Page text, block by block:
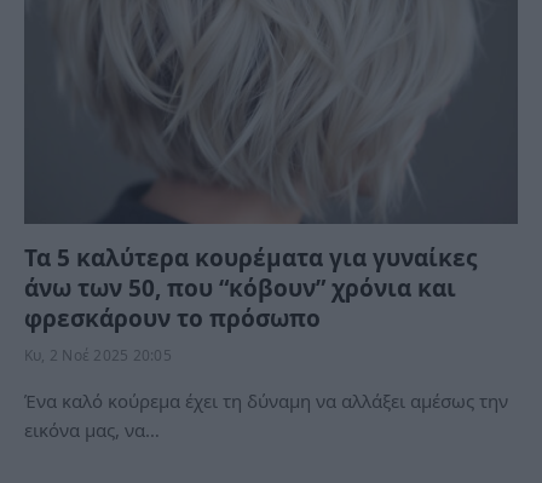
Τα 5 καλύτερα κουρέματα για γυναίκες
άνω των 50, που “κόβουν” χρόνια και
φρεσκάρουν το πρόσωπο
Κυ, 2 Νοέ 2025 20:05
Ένα καλό κούρεμα έχει τη δύναμη να αλλάξει αμέσως την
εικόνα μας, να…